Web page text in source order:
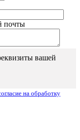
почты
вашей
на обработку